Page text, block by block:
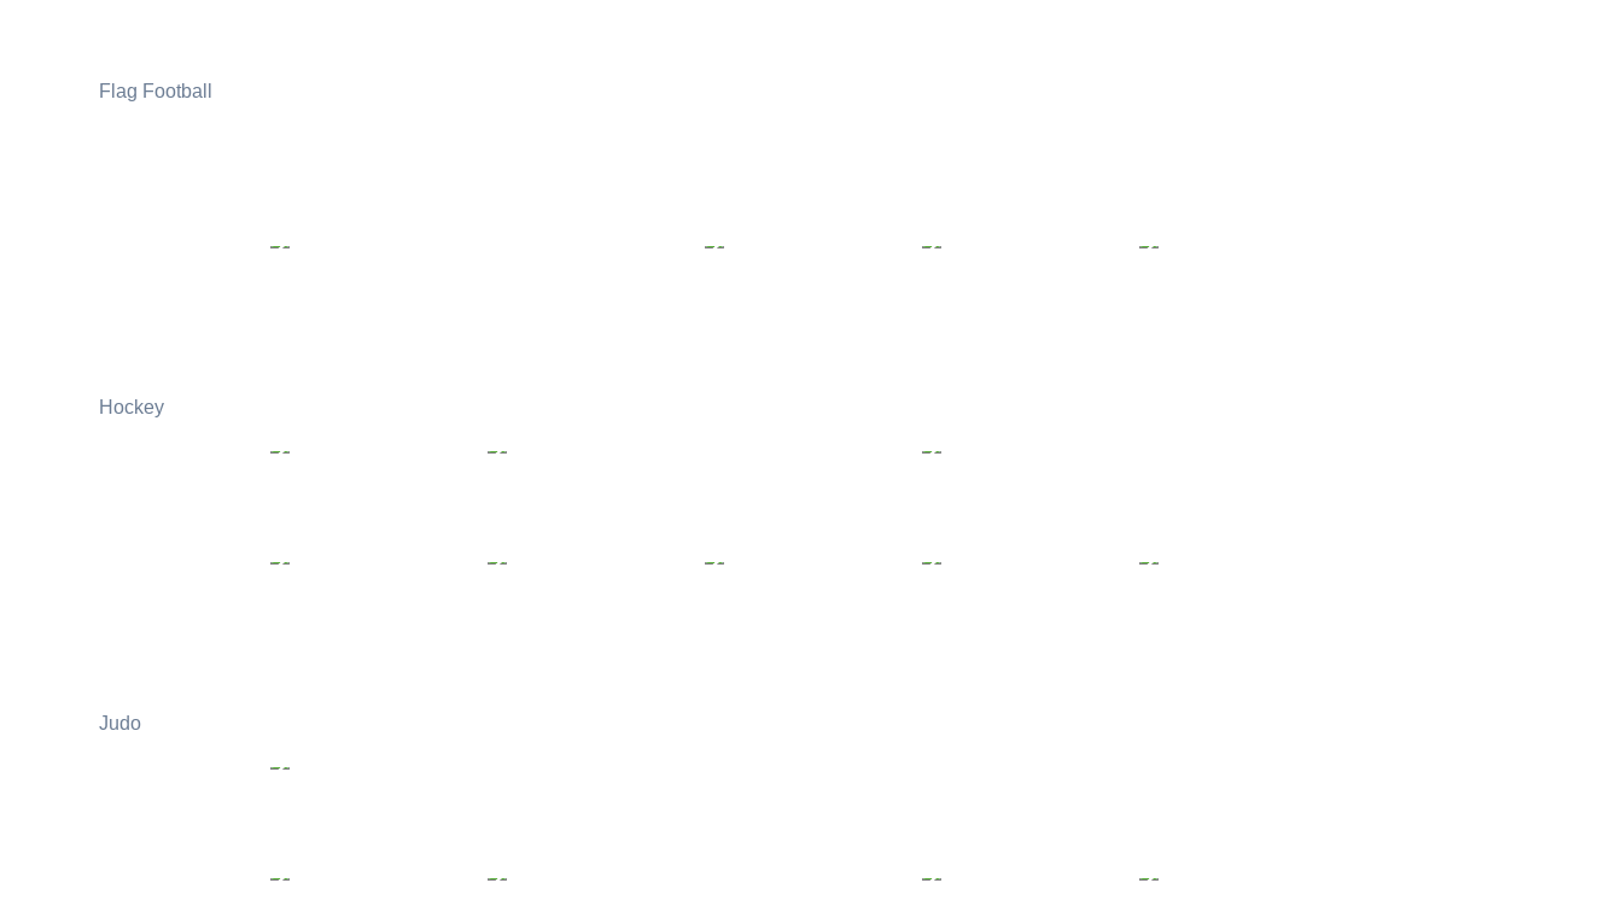
Flag Football
Hockey
Judo